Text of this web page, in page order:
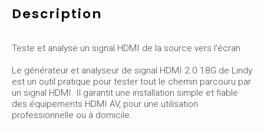
Description
Teste et analyse un signal HDMI de la source vers l'écran
Le générateur et analyseur de signal HDMI 2.0 18G de Lindy
est un outil pratique pour tester tout le chemin parcouru par
un signal HDMI. Il garantit une installation simple et fiable
des équipements HDMI AV, pour une utilisation
professionnelle ou à domicile.